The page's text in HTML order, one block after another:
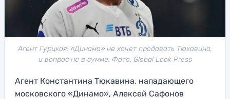
Агент Гурцкая: «Динамо» не хочет продавать Тюкавина,
и вопрос не в сумме. Фото: Global Look Press
Агент Константина Тюкавина, нападающего
московского «Динамо», Алексей Сафонов